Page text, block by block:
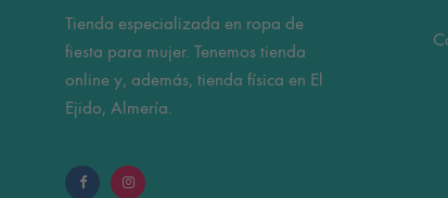
Tienda especializada en ropa de
fiesta para mujer. Tenemos tienda
online y, además, tienda física en El
Ejido, Almería.